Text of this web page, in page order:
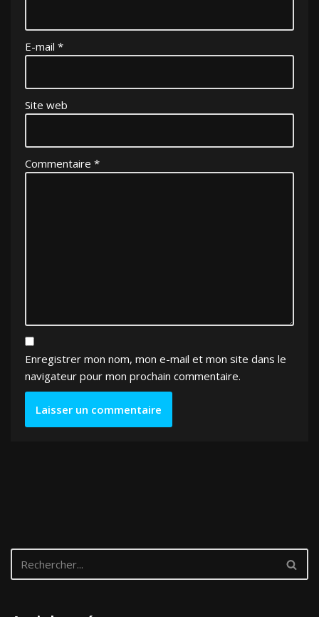
E-mail *
Site web
Commentaire *
Enregistrer mon nom, mon e-mail et mon site dans le
navigateur pour mon prochain commentaire.